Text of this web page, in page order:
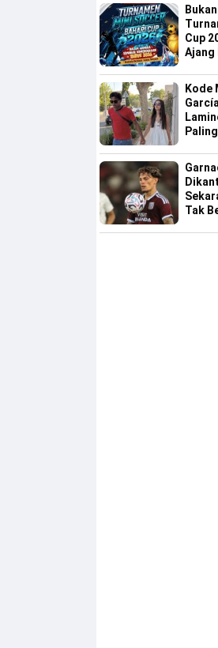
Cup
Ajang
Sinjai
Kode
Tak